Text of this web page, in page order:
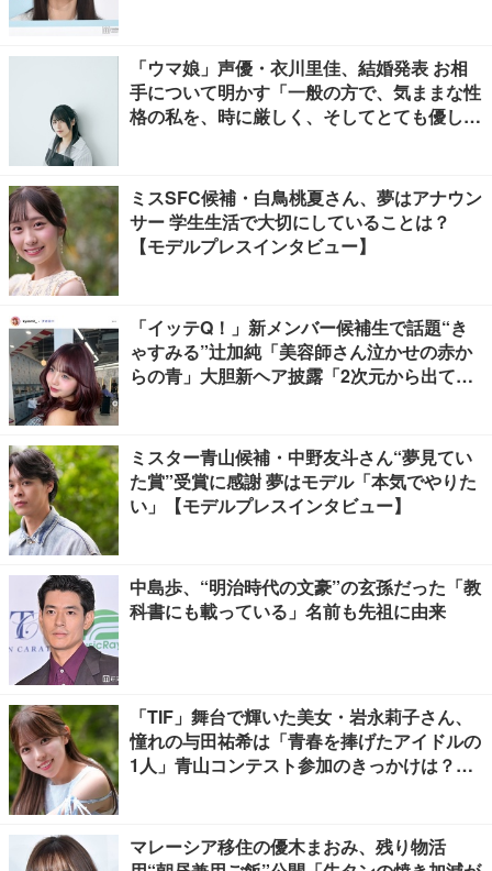
「ウマ娘」声優・衣川里佳、結婚発表 お相
手について明かす「一般の方で、気ままな性
格の私を、時に厳しく、そしてとても優し
ミスSFC候補・白鳥桃夏さん、夢はアナウン
サー 学生生活で大切にしていることは？
【モデルプレスインタビュー】
「イッテQ！」新メンバー候補生で話題“き
ゃすみる”辻加純「美容師さん泣かせの赤か
らの青」大胆新ヘア披露「2次元から出てき
ミスター青山候補・中野友斗さん“夢見てい
た賞”受賞に感謝 夢はモデル「本気でやりた
い」【モデルプレスインタビュー】
中島歩、“明治時代の文豪”の玄孫だった「教
科書にも載っている」名前も先祖に由来
「TIF」舞台で輝いた美女・岩永莉子さん、
憧れの与田祐希は「青春を捧げたアイドルの
1人」青山コンテスト参加のきっかけは？
マレーシア移住の優木まおみ、残り物活